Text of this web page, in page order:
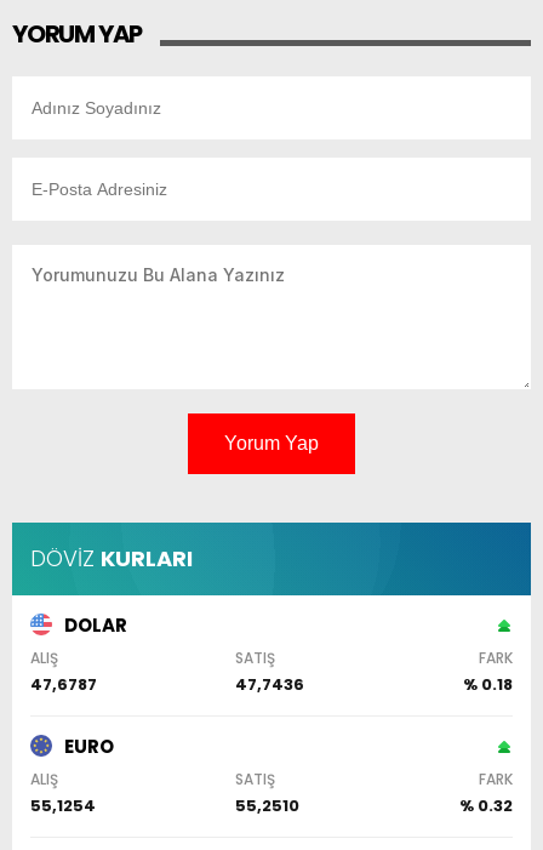
YORUM YAP
Yorum Yap
DÖVİZ KURLARI
DOLAR
ALIŞ SATIŞ FARK
47,6787 47,7436 % 0.18
EURO
ALIŞ SATIŞ FARK
55,1254 55,2510 % 0.32